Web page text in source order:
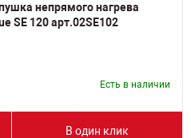
непрямого нагрева
SE 120 арт.02SE102
Есть в наличии
В один клик